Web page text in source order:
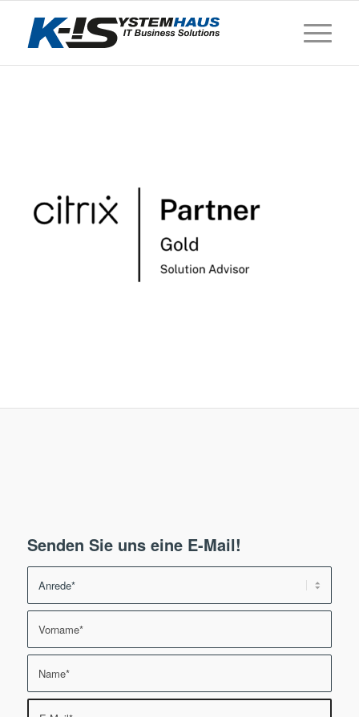
Senden Sie uns eine E-Mail!